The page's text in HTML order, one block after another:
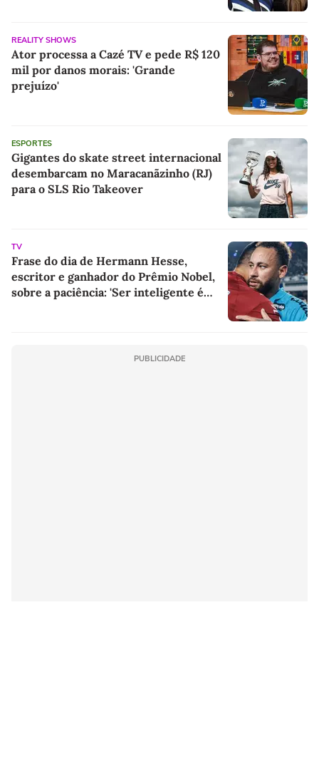
REALITY SHOWS
Ator processa a Cazé TV e pede R$ 120
mil por danos morais: 'Grande
prejuízo'
ESPORTES
Gigantes do skate street internacional
desembarcam no Maracanãzinho (RJ)
para o SLS Rio Takeover
TV
Frase do dia de Hermann Hesse,
escritor e ganhador do Prêmio Nobel,
sobre a paciência: 'Ser inteligente é
PUBLICIDADE